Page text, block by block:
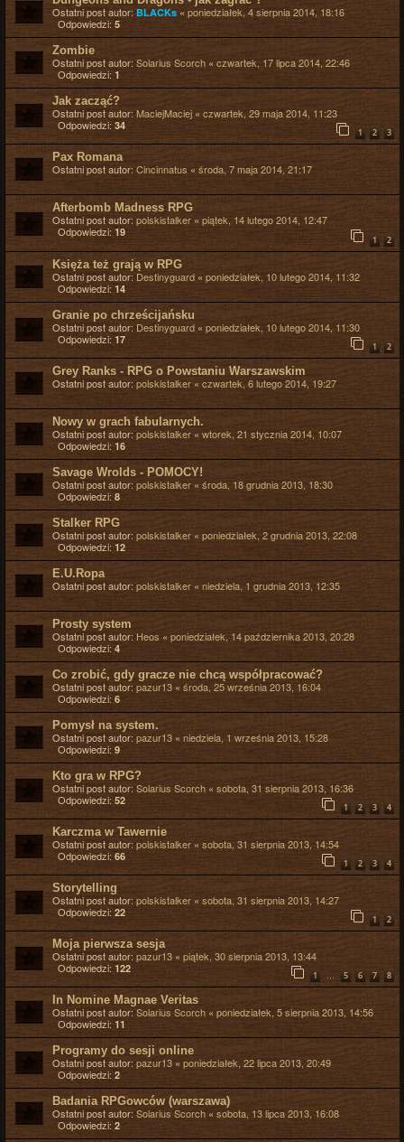
Ostatni post autor: BLACKs « poniedziałek, 4 sierpnia 2014, 18:16
Odpowiedzi: 5
Zombie
Ostatni post autor: Solarius Scorch « czwartek, 17 lipca 2014, 22:46
Odpowiedzi: 1
Jak zacząć?
Ostatni post autor: MaciejMaciej « czwartek, 29 maja 2014, 11:23
Odpowiedzi: 34
1 2 3
Pax Romana
Ostatni post autor: Cincinnatus « środa, 7 maja 2014, 21:17
Afterbomb Madness RPG
Ostatni post autor: polskistalker « piątek, 14 lutego 2014, 12:47
Odpowiedzi: 19
1 2
Księża też grają w RPG
Ostatni post autor: Destinyguard « poniedziałek, 10 lutego 2014, 11:32
Odpowiedzi: 14
Granie po chrześcijańsku
Ostatni post autor: Destinyguard « poniedziałek, 10 lutego 2014, 11:30
Odpowiedzi: 17
1 2
Grey Ranks - RPG o Powstaniu Warszawskim
Ostatni post autor: polskistalker « czwartek, 6 lutego 2014, 19:27
Nowy w grach fabularnych.
Ostatni post autor: polskistalker « wtorek, 21 stycznia 2014, 10:07
Odpowiedzi: 16
Savage Wrolds - POMOCY!
Ostatni post autor: polskistalker « środa, 18 grudnia 2013, 18:30
Odpowiedzi: 8
Stalker RPG
Ostatni post autor: polskistalker « poniedziałek, 2 grudnia 2013, 22:08
Odpowiedzi: 12
E.U.Ropa
Ostatni post autor: polskistalker « niedziela, 1 grudnia 2013, 12:35
Prosty system
Ostatni post autor: Heos« poniedziałek, 14 października 2013, 20:28
Odpowiedzi: 4
Co zrobić, gdy gracze nie chcą współpracować?
Ostatni post autor: pazur13 « środa, 25 września 2013, 16:04
Odpowiedzi: 6
Pomysł na system.
Ostatni post autor: pazur13 « niedziela, 1 września 2013, 15:28
Odpowiedzi: 9
Kto gra w RPG?
Ostatni post autor: Solarius Scorch « sobota, 31 sierpnia 2013, 16:36
Odpowiedzi: 52
1 2 3 4
Karczma w Tawernie
Ostatni post autor: polskistalker « sobota, 31 sierpnia 2013, 14:54
Odpowiedzi: 66
1 2 3 4
Storytelling
Ostatni post autor: polskistalker « sobota, 31 sierpnia 2013, 14:27
Odpowiedzi: 22
1 2
Moja pierwsza sesja
Ostatni post autor: pazur13 « piątek, 30 sierpnia 2013, 13:44
Odpowiedzi: 122
1 … 5 6 7 8
In Nomine Magnae Veritas
Ostatni post autor: Solarius Scorch « poniedziałek, 5 sierpnia 2013, 14:56
Odpowiedzi: 11
Programy do sesji online
Ostatni post autor: pazur13 « poniedziałek, 22 lipca 2013, 20:49
Odpowiedzi: 2
Badania RPGowców (warszawa)
Ostatni post autor: Solarius Scorch « sobota, 13 lipca 2013, 16:08
Odpowiedzi: 2